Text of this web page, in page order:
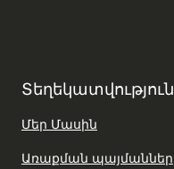
Տեղեկատվություն
Մեր Մասին
Առաքման պայմաններ